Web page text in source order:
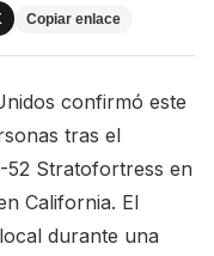
Copiar enlace
confirmó este
tras el
52 Stratofortress en
California. El
durante una